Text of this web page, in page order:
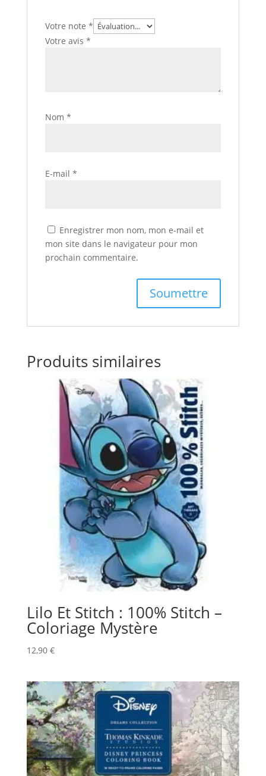
Votre note *
Votre avis *
Nom *
E-mail *
Enregistrer mon nom, mon e-mail et
mon site dans le navigateur pour mon
prochain commentaire.
Produits similaires
Lilo Et Stitch : 100% Stitch –
Coloriage Mystère
12,90 €